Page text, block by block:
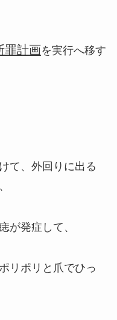
罪計画を実行へ移す
て、外回りに出る
が発症して、
リポリと爪でひっ